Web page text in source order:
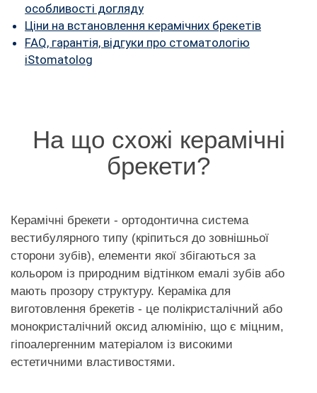
особливості догляду
Ціни на встановлення керамічних брекетів
FAQ, гарантія, відгуки про стоматологію
iStomatolog
На що схожі керамічні
брекети?
Керамічні брекети - ортодонтична система
вестибулярного типу (кріпиться до зовнішньої
сторони зубів), елементи якої збігаються за
кольором із природним відтінком емалі зубів або
мають прозору структуру. Кераміка для
виготовлення брекетів - це полікристалічний або
монокристалічний оксид алюмінію, що є міцним,
гіпоалергенним матеріалом із високими
естетичними властивостями.